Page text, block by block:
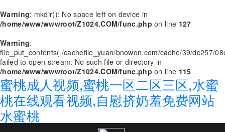
Warning: mkdir(): No space left on device in
/home/www/wwwroot/Z1024.COM/func.php on line 127
Warning:
file_put_contents(./cachefile_yuan/bnowon.com/cache/39/dc257/
failed to open stream: No such file or directory in
/home/www/wwwroot/Z1024.COM/func.php on line 115
蜜桃成人视频,蜜桃一区二区三区,水蜜
桃在线观看视频,自慰挤奶羞免费网站
水蜜桃